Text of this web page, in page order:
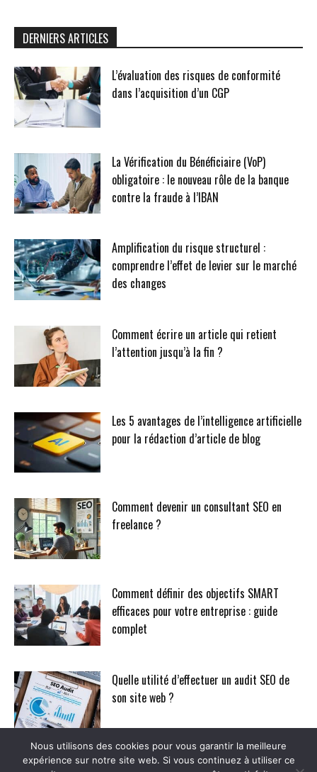
DERNIERS ARTICLES
L’évaluation des risques de conformité
dans l’acquisition d’un CGP
La Vérification du Bénéficiaire (VoP)
obligatoire : le nouveau rôle de la banque
contre la fraude à l’IBAN
Amplification du risque structurel :
comprendre l’effet de levier sur le marché
des changes
Comment écrire un article qui retient
l’attention jusqu’à la fin ?
Les 5 avantages de l’intelligence artificielle
pour la rédaction d’article de blog
Comment devenir un consultant SEO en
freelance ?
Comment définir des objectifs SMART
efficaces pour votre entreprise : guide
complet
Quelle utilité d’effectuer un audit SEO de
son site web ?
Nous utilisons des cookies pour vous garantir la meilleure
expérience sur notre site web. Si vous continuez à utiliser ce